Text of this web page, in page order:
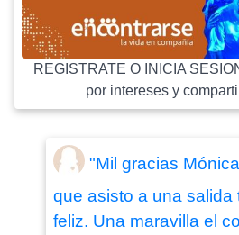
REGISTRATE O INICIA
por intereses y
"Mil gracias
que asisto a una salida
feliz. Una maravilla el